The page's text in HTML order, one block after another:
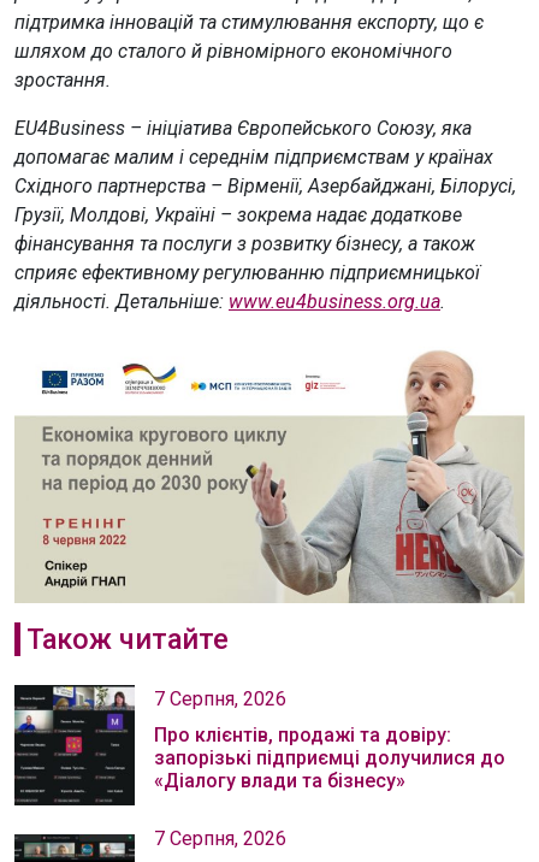
підтримка інновацій та стимулювання експорту, що є
шляхом до сталого й рівномірного економічного
зростання.
EU4Business – ініціатива Європейського Союзу, яка
допомагає малим і середнім підприємствам у країнах
Східного партнерства – Вірменії, Азербайджані, Білорусі,
Грузії, Молдові, Україні – зокрема надає додаткове
фінансування та послуги з розвитку бізнесу, а також
сприяє ефективному регулюванню підприємницької
діяльності. Детальніше: www.eu4business.org.ua.
Також читайте
7 Серпня, 2026
Про клієнтів, продажі та довіру:
запорізькі підприємці долучилися до
«Діалогу влади та бізнесу»
7 Серпня, 2026